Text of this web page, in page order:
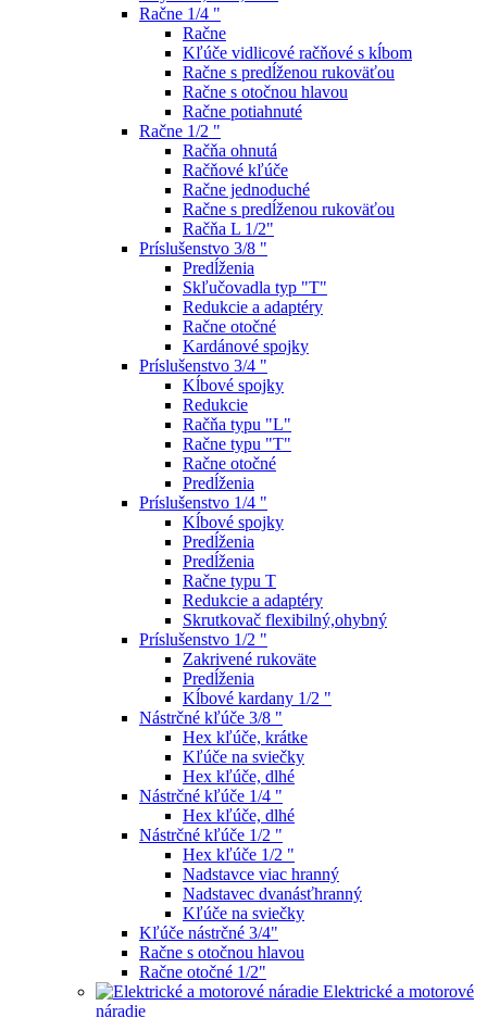
Račne 1/4 "
Račne
Kľúče vidlicové račňové s kĺbom
Račne s predĺženou rukoväťou
Račne s otočnou hlavou
Račne potiahnuté
Račne 1/2 "
Račňa ohnutá
Račňové kľúče
Račne jednoduché
Račne s predĺženou rukoväťou
Račňa L 1/2"
Príslušenstvo 3/8 "
Predĺženia
Skľučovadla typ "T"
Redukcie a adaptéry
Račne otočné
Kardánové spojky
Príslušenstvo 3/4 "
Kĺbové spojky
Redukcie
Račňa typu "L"
Račne typu "T"
Račne otočné
Predĺženia
Príslušenstvo 1/4 "
Kĺbové spojky
Predĺženia
Predĺženia
Račne typu T
Redukcie a adaptéry
Skrutkovač flexibilný,ohybný
Príslušenstvo 1/2 "
Zakrivené rukoväte
Predĺženia
Kĺbové kardany 1/2 "
Nástrčné kľúče 3/8 "
Hex kľúče, krátke
Kľúče na sviečky
Hex kľúče, dlhé
Nástrčné kľúče 1/4 "
Hex kľúče, dlhé
Nástrčné kľúče 1/2 "
Hex kľúče 1/2 "
Nadstavce viac hranný
Nadstavec dvanásťhranný
Kľúče na sviečky
Kľúče nástrčné 3/4"
Račne s otočnou hlavou
Račne otočné 1/2"
Elektrické a motorové
náradie